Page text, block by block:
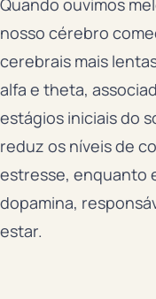
Quando ouvimos
nosso cérebro
cerebrais mais
alfa e theta,
estágios iniciais do
reduz os níveis de
estresse, enquanto
dopamina,
estar.